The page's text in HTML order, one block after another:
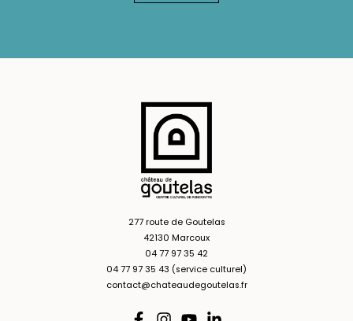
277 route de Goutelas
42130 Marcoux
04 77 97 35 42
04 77 97 35 43 (service culturel)
contact@chateaudegoutelas.fr